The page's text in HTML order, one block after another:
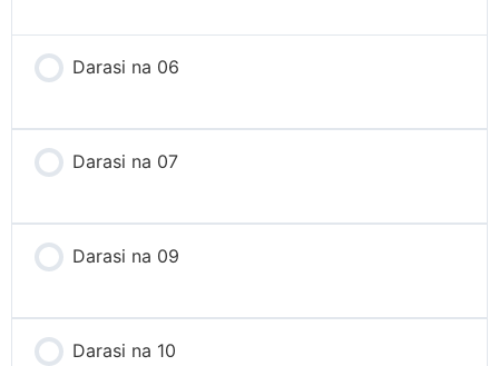
Darasi na 06
Darasi na 07
Darasi na 09
Darasi na 10